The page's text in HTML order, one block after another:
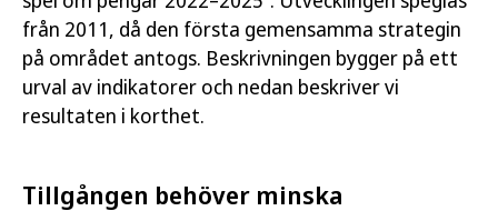
från 2011, då den första gemensamma strategin
på området antogs. Beskrivningen bygger på ett
urval av indikatorer och nedan beskriver vi
resultaten i korthet.
Tillgången behöver minska
strategins mål avseende vård och omsorg
(socialstyrelsen.se)
ANDTS-användning och ohälsa
ojämlikheten?